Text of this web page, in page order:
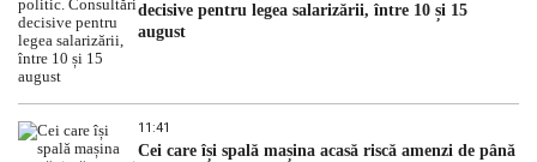
decisive pentru legea salarizării, între 10 și 15
august
11:41
Cei care își spală mașina acasă riscă amenzi de până